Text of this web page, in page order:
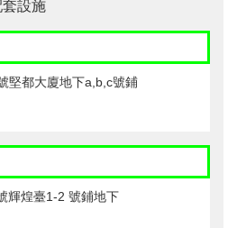
設施
堅都大廈地下a,b,c號鋪
輝煌臺1-2 號鋪地下